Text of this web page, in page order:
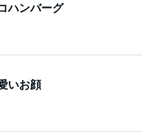
ハンバーグ
いお顔